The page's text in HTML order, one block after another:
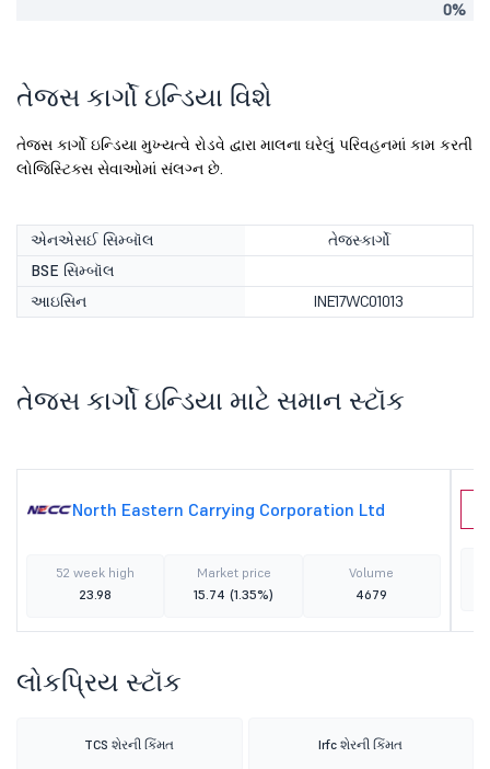
0%
તેજસ કાર્ગો ઇન્ડિયા વિશે
તેજસ કાર્ગો ઇન્ડિયા મુખ્યત્વે રોડવે દ્વારા માલના ઘરેલું પરિવહનમાં કામ કરતી
લોજિસ્ટિક્સ સેવાઓમાં સંલગ્ન છે.
એનએસઈ સિમ્બૉલ
તેજસ્કાર્ગો
BSE સિમ્બૉલ
આઇસિન
INE17WC01013
તેજસ કાર્ગો ઇન્ડિયા માટે સમાન સ્ટૉક
North Eastern Carrying Corporation Ltd
52 week high
23.98
Market price
15.74 (1.35%)
Volume
4679
લોકપ્રિય સ્ટૉક
TCS શેરની કિંમત Irfc શેરની કિંમત